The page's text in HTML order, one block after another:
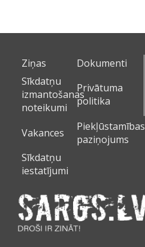
Ziņas
Dokumenti
Sīkdatņu
izmantošanas
noteikumi
Privātuma
politika
Vakances
Piekļūstamības
paziņojums
Sīkdatņu
iestatījumi